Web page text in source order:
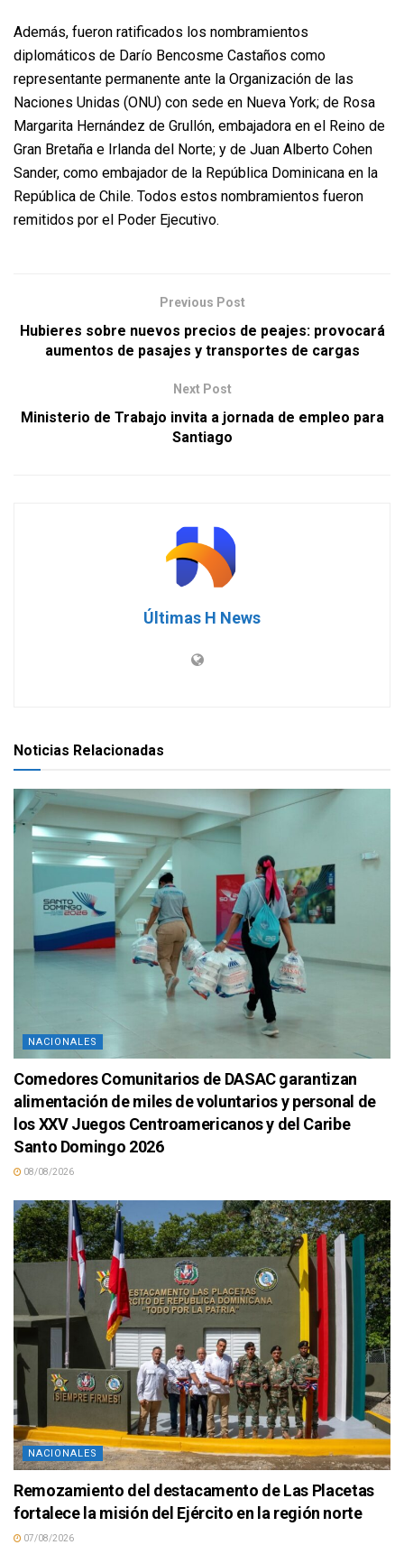
Además, fueron ratificados los nombramientos
diplomáticos de Darío Bencosme Castaños como
representante permanente ante la Organización de las
Naciones Unidas (ONU) con sede en Nueva York; de Rosa
Margarita Hernández de Grullón, embajadora en el Reino de
Gran Bretaña e Irlanda del Norte; y de Juan Alberto Cohen
Sander, como embajador de la República Dominicana en la
República de Chile. Todos estos nombramientos fueron
remitidos por el Poder Ejecutivo.
Previous Post
Hubieres sobre nuevos precios de peajes: provocará
aumentos de pasajes y transportes de cargas
Next Post
Ministerio de Trabajo invita a jornada de empleo para
Santiago
Últimas H News
Noticias Relacionadas
NACIONALES
Comedores Comunitarios de DASAC garantizan
alimentación de miles de voluntarios y personal de
los XXV Juegos Centroamericanos y del Caribe
Santo Domingo 2026
08/08/2026
NACIONALES
Remozamiento del destacamento de Las Placetas
fortalece la misión del Ejército en la región norte
07/08/2026